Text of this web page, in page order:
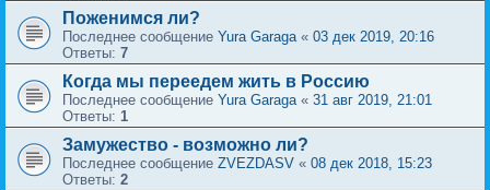
Поженимся ли?
Последнее сообщение Yura Garaga« 03 дек 2019, 20:16
Ответы: 7
Когда мы переедем жить в Россию
Последнее сообщение Yura Garaga« 31 авг 2019, 21:01
Ответы: 1
Замужество - возможно ли?
Последнее сообщение ZVEZDASV « 08 дек 2018, 15:23
Ответы: 2